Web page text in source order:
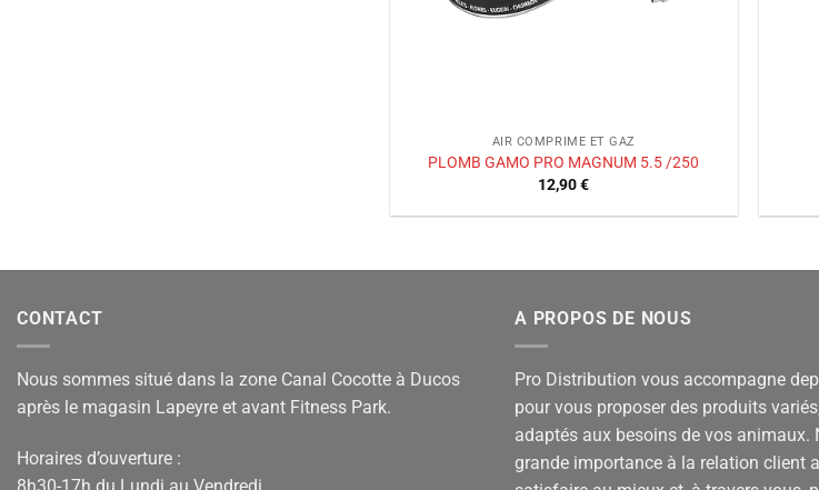
AIR COMPRIME ET GAZ
PLOMB GAMO PRO MAGNUM 5.5 /250
12,90€
CONTACT
Nous sommes situé dans la zone Canal Cocotte à Ducos
après le magasin Lapeyre et avant Fitness Park.
Horaires d’ouverture :
A PROPOS DE NOUS
Pro Distribution vous accompagne
pour vous proposer des produits
adaptés aux besoins de vos animaux.
grande importance à la relation client